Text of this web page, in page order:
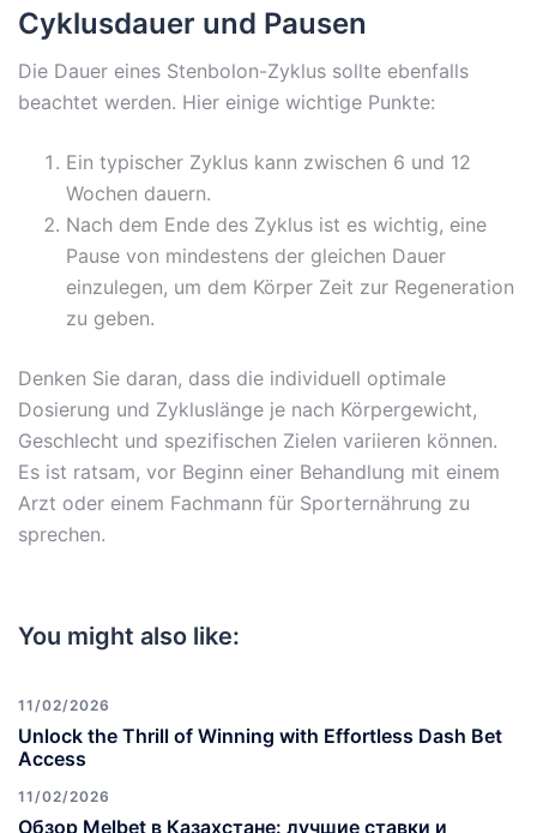
Cyklusdauer und Pausen
Die Dauer eines Stenbolon-Zyklus sollte ebenfalls
beachtet werden. Hier einige wichtige Punkte:
Ein typischer Zyklus kann zwischen 6 und 12
Wochen dauern.
Nach dem Ende des Zyklus ist es wichtig, eine
Pause von mindestens der gleichen Dauer
einzulegen, um dem Körper Zeit zur Regeneration
zu geben.
Denken Sie daran, dass die individuell optimale
Dosierung und Zykluslänge je nach Körpergewicht,
Geschlecht und spezifischen Zielen variieren können.
Es ist ratsam, vor Beginn einer Behandlung mit einem
Arzt oder einem Fachmann für Sporternährung zu
sprechen.
You might also like:
11/02/2026
Unlock the Thrill of Winning with Effortless Dash Bet
Access
11/02/2026
Обзор Melbet в Казахстане: лучшие ставки и